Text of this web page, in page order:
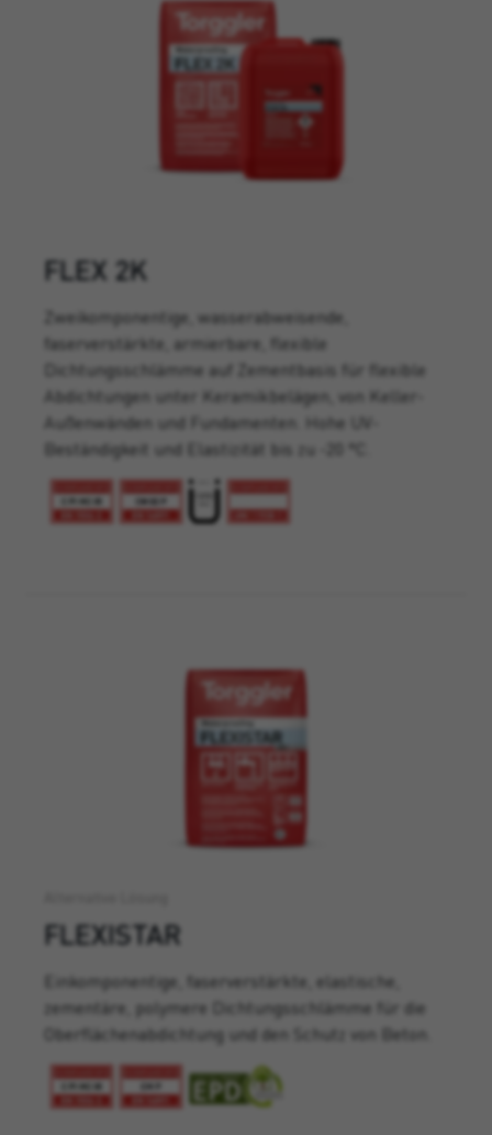
FLEX 2K
Zweikomponentige, wasserabweisende,
faserverstärkte, armierbare, flexible
Dichtungsschlämme auf Zementbasis für flexible
Abdichtungen unter Keramikbelägen, von Keller-
Außenwänden und Fundamenten. Hohe UV-
Beständigkeit und Elastizität bis zu -20 °C.
FLEXISTAR
Einkomponentige, faserverstärkte, elastische,
zementäre, polymere Dichtungsschlämme für die
Oberflächenabdichtung und den Schutz von Beton.